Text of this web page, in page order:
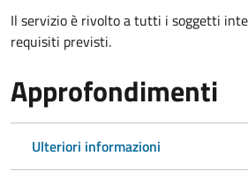
Il servizio è rivolto a tutti i soggetti
requisiti previsti.
Approfondimenti
Ulteriori informazioni